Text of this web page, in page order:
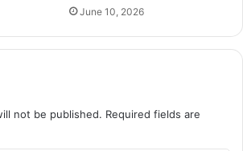
June 10, 2026
not be published. Required fields are